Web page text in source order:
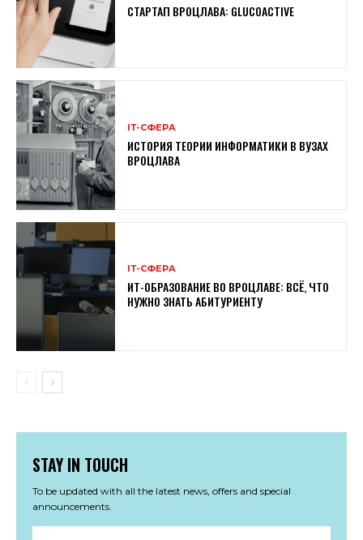
СТАРТАП ВРОЦЛАВА: GLUCOACTIVE
ІТ-СФЕРА
ИСТОРИЯ ТЕОРИИ ИНФОРМАТИКИ В ВУЗАХ
ВРОЦЛАВА
ІТ-СФЕРА
ИТ-ОБРАЗОВАНИЕ ВО ВРОЦЛАВЕ: ВСЁ, ЧТО
НУЖНО ЗНАТЬ АБИТУРИЕНТУ
STAY IN TOUCH
To be updated with all the latest news, offers and special
announcements.